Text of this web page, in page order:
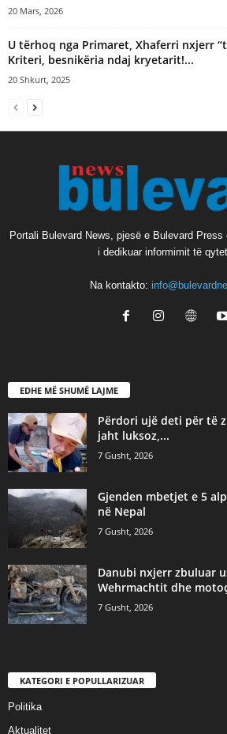
20 Mars, 2026
U tërhoq nga Primaret, Xhaferri nxjerr
Kriteri, besnikëria ndaj kryetarit!...
20 Shkurt, 2025
Portali Bulevard News, pjesë e Bulevard
i dedikuar informimit të
Na kontakto:
EDHE MË SHUMË LAJME
Përdori ujë deti për të
jaht luksoz,...
7 Gusht, 2026
Gjenden mbetjet e 5
në Nepal
7 Gusht, 2026
Danubi nxjerr zbuluar
Wehrmachtit dhe
7 Gusht, 2026
KATEGORI E POPULLARIZUAR
Politika
Aktualitet